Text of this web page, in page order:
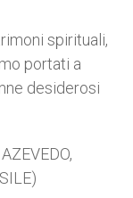
spirituali,
portati a
desiderosi